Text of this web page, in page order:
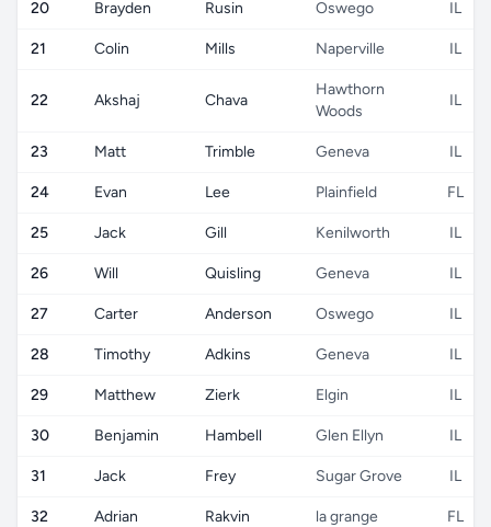
20 Brayden Rusin Oswego IL
21 Colin Mills Naperville IL
22 Akshaj Chava
Hawthorn
Woods
IL
23 Matt Trimble Geneva IL
24 Evan Lee Plainfield FL
25 Jack Gill Kenilworth IL
26 Will Quisling Geneva IL
27 Carter Anderson Oswego IL
28 Timothy Adkins Geneva IL
29 Matthew Zierk Elgin IL
30 Benjamin Hambell Glen Ellyn IL
31 Jack Frey Sugar Grove IL
32 Adrian Rakvin la grange FL